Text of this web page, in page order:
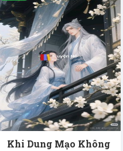
Khi Dung Mạo Không